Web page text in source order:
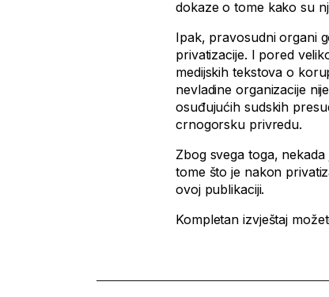
dokaze o tome kako su
Ipak, pravosudni organi
privatizacije. I pored
medijskih tekstova o
nevladine organizacije
osuđujućih sudskih
crnogorsku privredu.
Zbog svega toga,
tome što je nakon
ovoj publikaciji.
Kompletan izvještaj